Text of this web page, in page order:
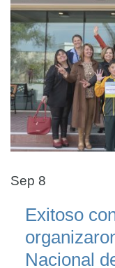
Sep 8
Exitoso
Nacional